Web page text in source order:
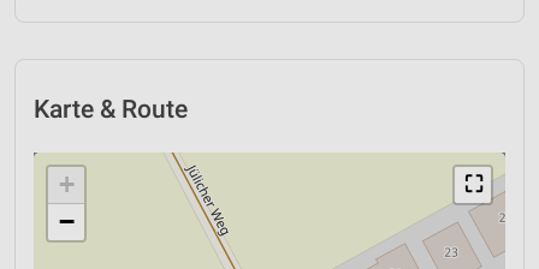
Karte & Route
⛶
+
−